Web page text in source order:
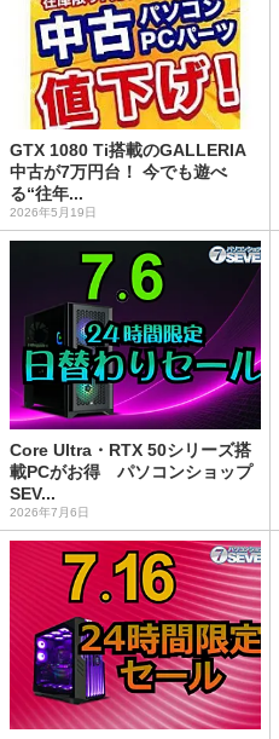
GTX 1080 Ti搭載のGALLERIA
中古が7万円台！ 今でも遊べ
る“往年...
2026年5月19日
Core Ultra・RTX 50シリーズ搭
載PCがお得 パソコンショップ
SEV...
2026年7月6日